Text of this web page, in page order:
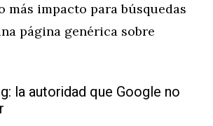
más impacto para búsquedas
página genérica sobre
la autoridad que Google no